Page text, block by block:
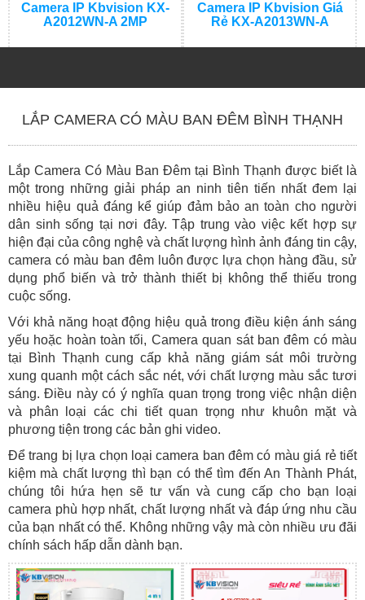
Camera IP Kbvision KX-
A2012WN-A 2MP
Camera IP Kbvision Giá
Rẻ KX-A2013WN-A
LẮP CAMERA CÓ MÀU BAN ĐÊM BÌNH THẠNH
Lắp Camera Có Màu Ban Đêm tại Bình Thạnh được biết là
một trong những giải pháp an ninh tiên tiến nhất đem lại
nhiều hiệu quả đáng kể giúp đảm bảo an toàn cho người
dân sinh sống tại nơi đây. Tập trung vào việc kết hợp sự
hiện đại của công nghệ và chất lượng hình ảnh đáng tin cậy,
camera có màu ban đêm luôn được lựa chọn hàng đầu, sử
dụng phổ biến và trở thành thiết bị không thể thiếu trong
cuộc sống.
Với khả năng hoạt động hiệu quả trong điều kiện ánh sáng
yếu hoặc hoàn toàn tối, Camera quan sát ban đêm có màu
tại Bình Thạnh cung cấp khả năng giám sát môi trường
xung quanh một cách sắc nét, với chất lượng màu sắc tươi
sáng. Điều này có ý nghĩa quan trọng trong việc nhận diện
và phân loại các chi tiết quan trọng như khuôn mặt và
phương tiện trong các bản ghi video.
Để trang bị lựa chọn loại camera ban đêm có màu giá rẻ tiết
kiệm mà chất lượng thì bạn có thể tìm đến An Thành Phát,
chúng tôi hứa hẹn sẽ tư vấn và cung cấp cho bạn loại
camera phù hợp nhất, chất lượng nhất và đáp ứng nhu cầu
của bạn nhất có thể. Không những vậy mà còn nhiều ưu đãi
chính sách hấp dẫn dành bạn.